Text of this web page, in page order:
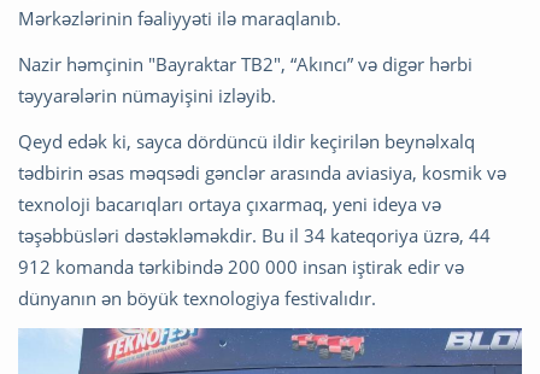
Mərkəzlərinin fəaliyyəti ilə maraqlanıb.
Nazir həmçinin "Bayraktar TB2", “Akıncı” və digər hərbi
təyyarələrin nümayişini izləyib.
Qeyd edək ki, sayca dördüncü ildir keçirilən beynəlxalq
tədbirin əsas məqsədi gənclər arasında aviasiya, kosmik və
texnoloji bacarıqları ortaya çıxarmaq, yeni ideya və
təşəbbüsləri dəstəkləməkdir. Bu il 34 kateqoriya üzrə, 44
912 komanda tərkibində 200 000 insan iştirak edir və
dünyanın ən böyük texnologiya festivalıdır.